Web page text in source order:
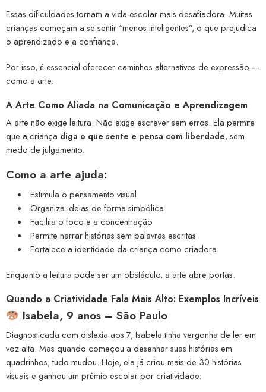
Essas dificuldades tornam a vida escolar mais desafiadora. Muitas
crianças começam a se sentir “menos inteligentes”, o que prejudica
o aprendizado e a confiança.
Por isso, é essencial oferecer caminhos alternativos de expressão —
como a arte.
A Arte Como Aliada na Comunicação e Aprendizagem
A arte não exige leitura. Não exige escrever sem erros. Ela permite
que a criança diga o que sente e pensa com liberdade, sem
medo de julgamento.
Como a arte ajuda:
Estimula o pensamento visual
Organiza ideias de forma simbólica
Facilita o foco e a concentração
Permite narrar histórias sem palavras escritas
Fortalece a identidade da criança como criadora
Enquanto a leitura pode ser um obstáculo, a arte abre portas.
Quando a Criatividade Fala Mais Alto: Exemplos Incríveis
Isabela, 9 anos – São Paulo
Diagnosticada com dislexia aos 7, Isabela tinha vergonha de ler em
voz alta. Mas quando começou a desenhar suas histórias em
quadrinhos, tudo mudou. Hoje, ela já criou mais de 30 histórias
visuais e ganhou um prêmio escolar por criatividade.